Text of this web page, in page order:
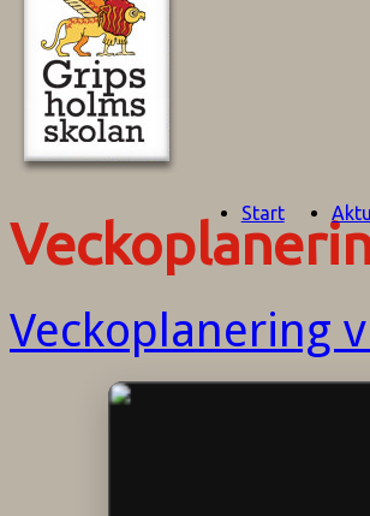
Start
Veckoplanering